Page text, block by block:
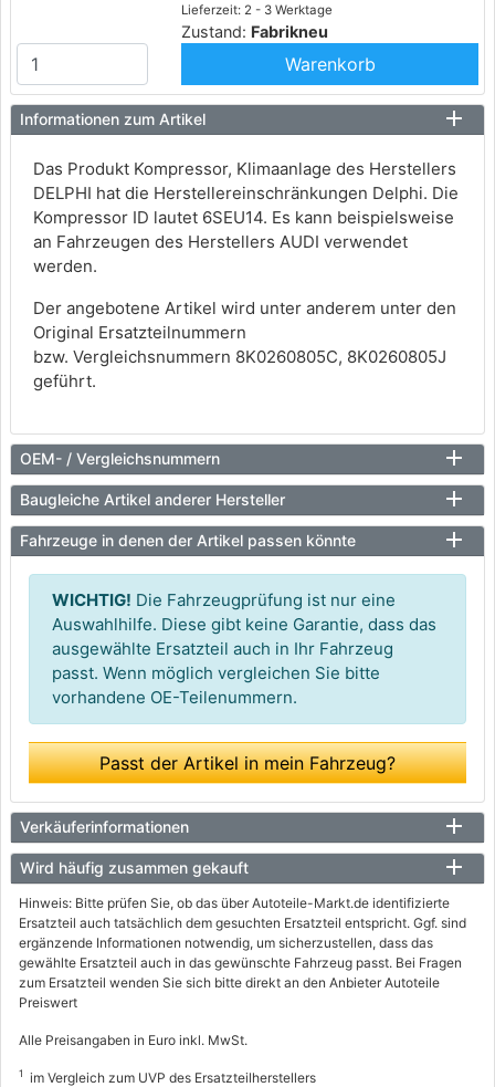
Lieferzeit: 2 - 3 Werktage
Zustand: Fabrikneu
Warenkorb
Informationen zum Artikel
Das Produkt Kompressor, Klimaanlage des Herstellers
DELPHI hat die Herstellereinschränkungen Delphi. Die
Kompressor ID lautet 6SEU14. Es kann beispielsweise
an Fahrzeugen des Herstellers AUDI verwendet
werden.
Der angebotene Artikel wird unter anderem unter den
Original Ersatzteilnummern
bzw. Vergleichsnummern 8K0260805C, 8K0260805J
geführt.
OEM- / Vergleichsnummern
Baugleiche Artikel anderer Hersteller
Fahrzeuge in denen der Artikel passen könnte
WICHTIG! Die Fahrzeugprüfung ist nur eine
Auswahlhilfe. Diese gibt keine Garantie, dass das
ausgewählte Ersatzteil auch in Ihr Fahrzeug
passt. Wenn möglich vergleichen Sie bitte
vorhandene OE-Teilenummern.
Passt der Artikel in mein Fahrzeug?
Verkäuferinformationen
Wird häufig zusammen gekauft
Hinweis: Bitte prüfen Sie, ob das über Autoteile-Markt.de identifizierte
Ersatzteil auch tatsächlich dem gesuchten Ersatzteil entspricht. Ggf. sind
ergänzende Informationen notwendig, um sicherzustellen, dass das
gewählte Ersatzteil auch in das gewünschte Fahrzeug passt. Bei Fragen
zum Ersatzteil wenden Sie sich bitte direkt an den Anbieter Autoteile
Preiswert
Alle Preisangaben in Euro inkl. MwSt.
1 im Vergleich zum UVP des Ersatzteilherstellers